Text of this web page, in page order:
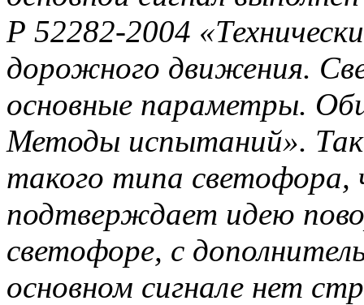
Р 52282-2004
дорожного движения.
основные параметры.
Методы испытаний».
такого типа светофора,
подтверждает идею
светофоре, с
основном сигнале нет